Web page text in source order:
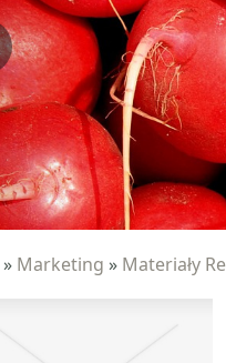
» Marketing » Materiały